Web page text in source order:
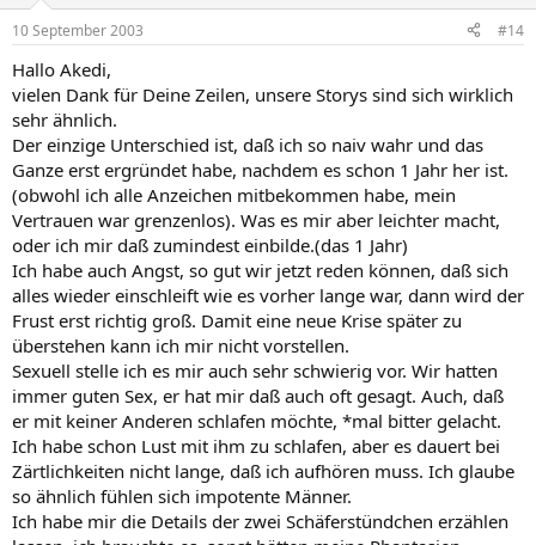
10 September 2003 #14
Hallo Akedi,
vielen Dank für Deine Zeilen, unsere Storys sind sich wirklich
sehr ähnlich.
Der einzige Unterschied ist, daß ich so naiv wahr und das
Ganze erst ergründet habe, nachdem es schon 1 Jahr her ist.
(obwohl ich alle Anzeichen mitbekommen habe, mein
Vertrauen war grenzenlos). Was es mir aber leichter macht,
oder ich mir daß zumindest einbilde.(das 1 Jahr)
Ich habe auch Angst, so gut wir jetzt reden können, daß sich
alles wieder einschleift wie es vorher lange war, dann wird der
Frust erst richtig groß. Damit eine neue Krise später zu
überstehen kann ich mir nicht vorstellen.
Sexuell stelle ich es mir auch sehr schwierig vor. Wir hatten
immer guten Sex, er hat mir daß auch oft gesagt. Auch, daß
er mit keiner Anderen schlafen möchte, *mal bitter gelacht.
Ich habe schon Lust mit ihm zu schlafen, aber es dauert bei
Zärtlichkeiten nicht lange, daß ich aufhören muss. Ich glaube
so ähnlich fühlen sich impotente Männer.
Ich habe mir die Details der zwei Schäferstündchen erzählen